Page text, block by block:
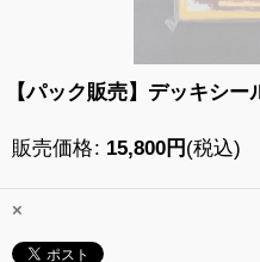
【パック販売】デッキシ
販売価格: 15,800円 (税込)
×